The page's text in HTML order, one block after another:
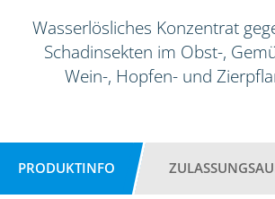
Wasserlösliches Konzentrat
Schadinsekten im Obst-,
Wein-, Hopfen- und
PRODUKTINFO